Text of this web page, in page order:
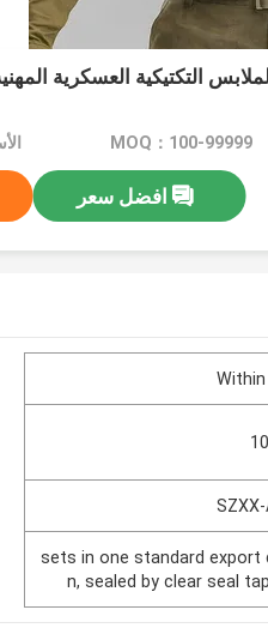
التكتيكية العسكرية
MOQ：100-99999
افضل سعر
Within
20 sets in one standard
n, sealed by clear seal